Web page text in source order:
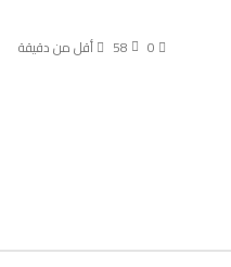
0
58 أقل من دقيقة